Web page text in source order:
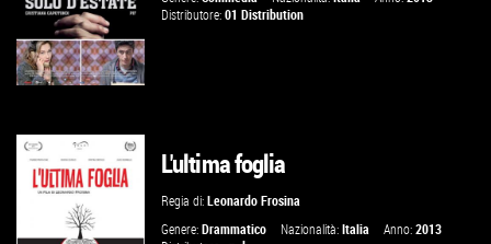
VAI ALLA SCHEDA
Distributore:01 Distribution
L'ultima foglia
Regia di:Leonardo Frosina
Genere:Drammatico Nazionalità:Italia Anno:2013